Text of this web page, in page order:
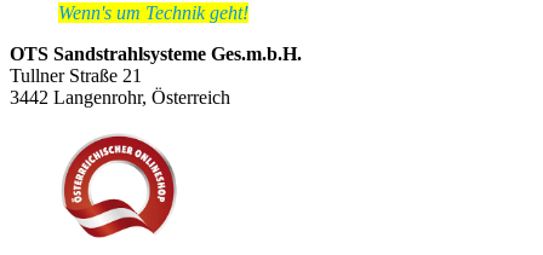
Wenn's um Technik geht!
OTS Sandstrahlsysteme Ges.m.b.H.
Tullner Straße 21
3442 Langenrohr, Österreich